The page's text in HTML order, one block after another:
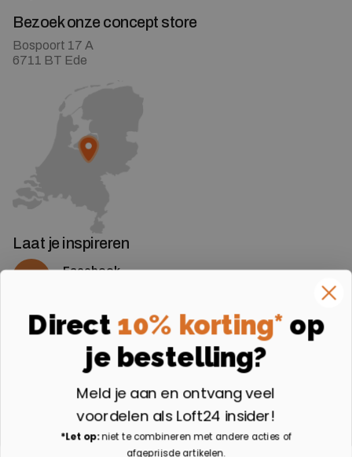
Bezoek onze concept store
Bospoort 17 A
6711 BT Ede
Laat je inspireren
Facebook
Instagram
Volg ons op Instagram
Aangesloten bij
Direct 10% korting* op
je bestelling?
Meld je aan en ontvang veel
voordelen als Loft24 insider!
*Let op:niet te combineren met andere acties of
afgeprijsde artikelen.